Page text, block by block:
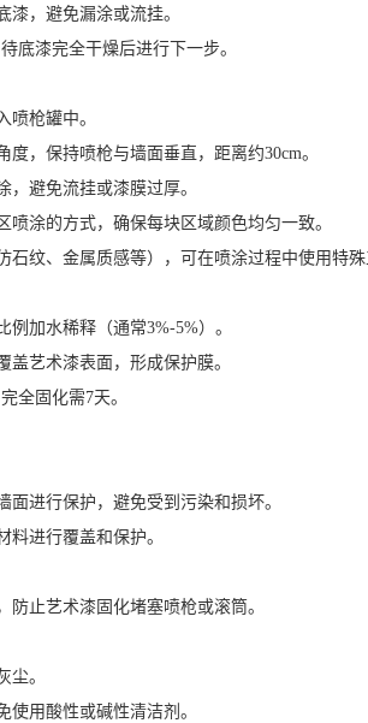
，避免漏涂或流挂。
漆完全干燥后进行下一步。
枪罐中。
，保持喷枪与墙面垂直，距离约30cm。
避免流挂或漆膜过厚。
涂的方式，确保每块区域颜色均匀一致。
纹、金属质感等），可在喷涂过程中使用特殊
加水稀释（通常3%-5%）。
艺术漆表面，形成保护膜。
固化需7天。
进行保护，避免受到污染和损坏。
进行覆盖和保护。
止艺术漆固化堵塞喷枪或滚筒。
。
用酸性或碱性清洁剂。